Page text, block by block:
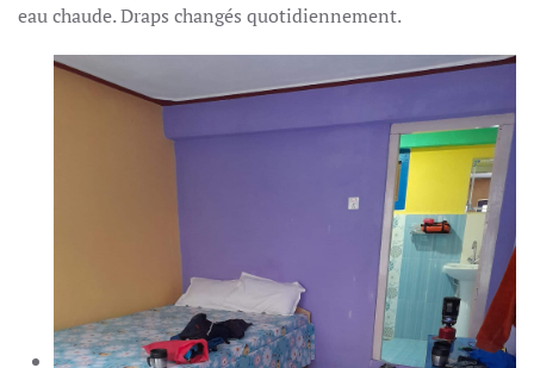
eau chaude. Draps changés quotidiennement.